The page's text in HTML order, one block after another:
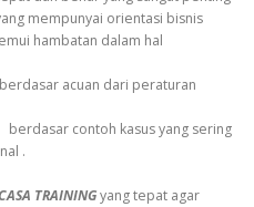
mempunyai orientasi bisnis
hambatan dalam hal
acuan dari peraturan
contoh kasus yang sering
.
TRAININGyang tepat agar